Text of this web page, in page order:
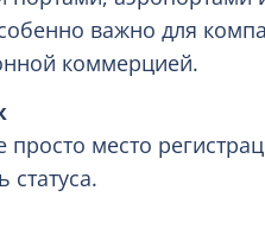
важно для
коммерцией.
место